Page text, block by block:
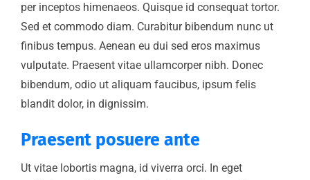
per inceptos himenaeos. Quisque id consequat tortor.
Sed et commodo diam. Curabitur bibendum nunc ut
finibus tempus. Aenean eu dui sed eros maximus
vulputate. Praesent vitae ullamcorper nibh. Donec
bibendum, odio ut aliquam faucibus, ipsum felis
blandit dolor, in dignissim.
Praesent posuere ante
Ut vitae lobortis magna, id viverra orci. In eget